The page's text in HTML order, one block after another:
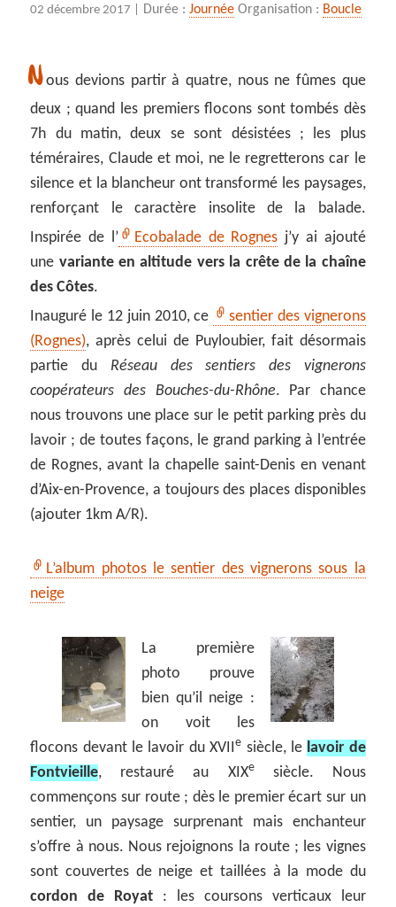
02 décembre 2017 | Durée :Journée Organisation : Boucle
Nous devions partir à quatre, nous ne fûmes que
deux ; quand les premiers flocons sont tombés dès
7h du matin, deux se sont désistées ; les plus
téméraires, Claude et moi, ne le regretterons car le
silence et la blancheur ont transformé les paysages,
renforçant le caractère insolite de la balade.
Inspirée de l’
Ecobalade de Rognes j’y ai ajouté
une variante en altitude vers la crête de la chaîne
des Côtes.
Inauguré le 12 juin 2010, ce
sentier des vignerons
(Rognes), après celui de Puyloubier, fait désormais
partie du Réseau des sentiers des vignerons
coopérateurs des Bouches-du-Rhône. Par chance
nous trouvons une place sur le petit parking près du
lavoir ; de toutes façons, le grand parking à l’entrée
de Rognes, avant la chapelle saint-Denis en venant
d’Aix-en-Provence, a toujours des places disponibles
(ajouter 1km A/R).
L’album photos le sentier des vignerons sous la
neige
La première
photo prouve
bien qu’il neige :
on voit les
flocons devant le lavoir du XVIIe siècle, le lavoir de
Fontvieille, restauré au XIXesiècle. Nous
commençons sur route ; dès le premier écart sur un
sentier, un paysage surprenant mais enchanteur
s’offre à nous. Nous rejoignons la route ; les vignes
sont couvertes de neige et taillées à la mode du
cordon de Royat : les coursons verticaux leur